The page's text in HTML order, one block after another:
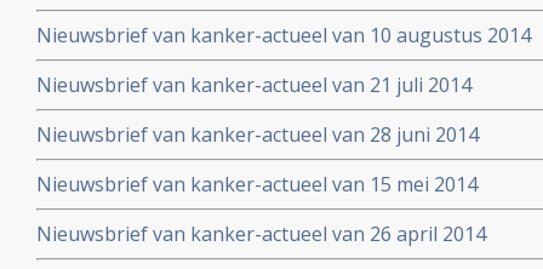
Nieuwsbrief van kanker-actueel van 10 augustus 2014
Nieuwsbrief van kanker-actueel van 21 juli 2014
Nieuwsbrief van kanker-actueel van 28 juni 2014
Nieuwsbrief van kanker-actueel van 15 mei 2014
Nieuwsbrief van kanker-actueel van 26 april 2014